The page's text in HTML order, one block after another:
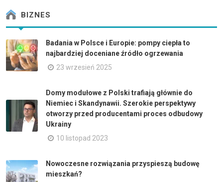
BIZNES
Badania w Polsce i Europie: pompy ciepła to
najbardziej doceniane źródło ogrzewania
23 wrzesień 2025
Domy modułowe z Polski trafiają głównie do
Niemiec i Skandynawii. Szerokie perspektywy
otworzy przed producentami proces odbudowy
Ukrainy
10 listopad 2023
Nowoczesne rozwiązania przyspieszą budowę
mieszkań?